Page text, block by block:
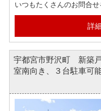
いつもたくさんのお問合
ます！
先日はお出かけのついで
☆彡
いろんなところで開催し
てみたいです。
弊社では各ポータルサイ
詳
宇都宮市野沢町 新
室南向き、３台駐車可